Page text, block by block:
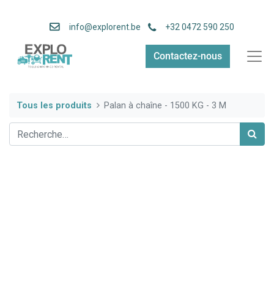
info@explorent.be +32 0472 590 250
Contactez-nous
Tous les produits Palan à chaîne - 1500 KG - 3 M